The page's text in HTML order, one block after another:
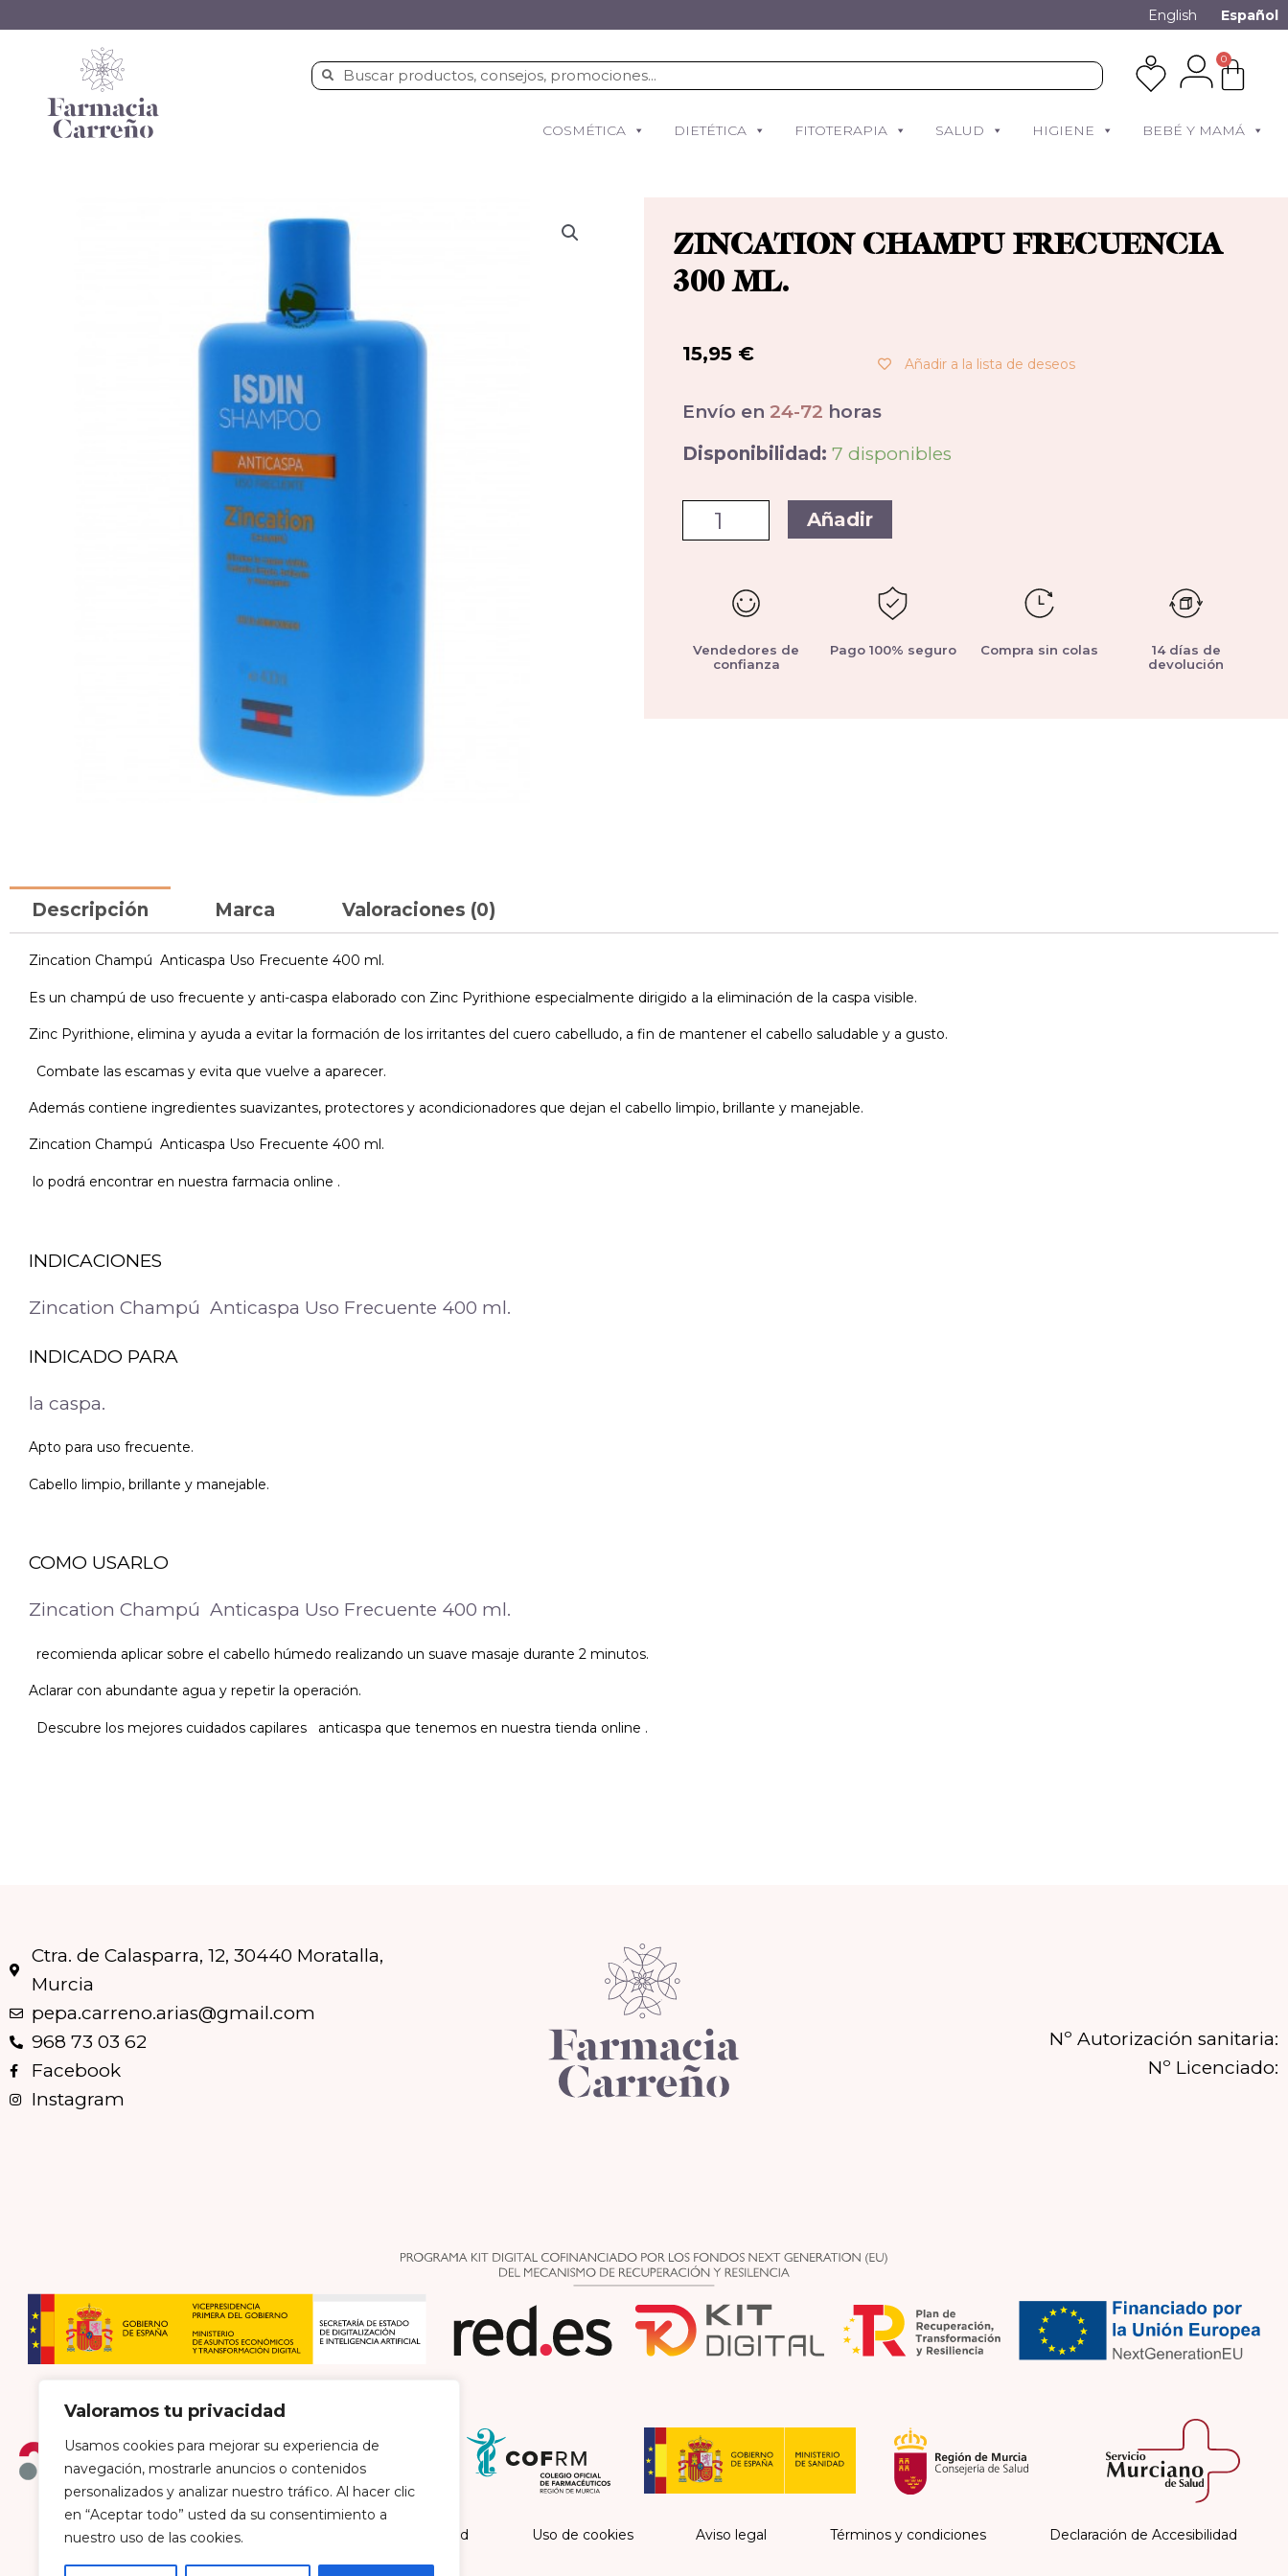
Valoramos tu privacidad
Usamos cookies para mejorar su experiencia de
navegación, mostrarle anuncios o contenidos
personalizados y analizar nuestro tráfico. Al hacer clic
en “Aceptar todo” usted da su consentimiento a
nuestro uso de las cookies.
English Español
0
COSMÉTICA DIETÉTICA FITOTERAPIA SALUD HIGIENE BEBÉ Y MAMÁ
ZINCATION CHAMPU FRECUENCIA
300 ML.
15,95 € Añadir a la lista de deseos
Envío en 24-72 horas
Disponibilidad: 7 disponibles
Añadir
Vendedores de
confianza
Pago 100% seguro Compra sin colas
14 días de
devolución
Descripción Marca Valoraciones (0)
Zincation Champú Anticaspa Uso Frecuente 400 ml.
Es un champú de uso frecuente y anti-caspa elaborado con Zinc Pyrithione especialmente dirigido a la eliminación de la caspa visible.
Zinc Pyrithione, elimina y ayuda a evitar la formación de los irritantes del cuero cabelludo, a fin de mantener el cabello saludable y a gusto.
Combate las escamas y evita que vuelve a aparecer.
Además contiene ingredientes suavizantes, protectores y acondicionadores que dejan el cabello limpio, brillante y manejable.
Zincation Champú Anticaspa Uso Frecuente 400 ml.
lo podrá encontrar en nuestra farmacia online .
INDICACIONES
Zincation Champú Anticaspa Uso Frecuente 400 ml.
INDICADO PARA
la caspa.
Apto para uso frecuente.
Cabello limpio, brillante y manejable.
COMO USARLO
Zincation Champú Anticaspa Uso Frecuente 400 ml.
recomienda aplicar sobre el cabello húmedo realizando un suave masaje durante 2 minutos.
Aclarar con abundante agua y repetir la operación.
Descubre los mejores cuidados capilares anticaspa que tenemos en nuestra tienda online .
Ctra. de Calasparra, 12, 30440 Moratalla,
Murcia
pepa.carreno.arias@gmail.com
968 73 03 62
Facebook
Instagram
Nº Autorización sanitaria:
Nº Licenciado:
Política de envío y devoluciones Política de privacidad Uso de cookies Aviso legal Términos y condiciones Declaración de Accesibilidad